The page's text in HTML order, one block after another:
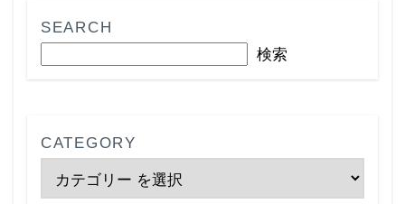
SEARCH
検索
CATEGORY